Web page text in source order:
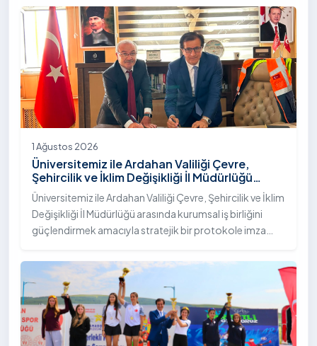
"İstifli Taş Tahkimatı" projesi titizlikle tamamlandı.
1 Ağustos 2026
Üniversitemiz ile Ardahan Valiliği Çevre,
Şehircilik ve İklim Değişikliği İl Müdürlüğü
Arasında İş Birliği Protokolü İmzalandı
Üniversitemiz ile Ardahan Valiliği Çevre, Şehircilik ve İklim
Değişikliği İl Müdürlüğü arasında kurumsal iş birliğini
güçlendirmek amacıyla stratejik bir protokole imza